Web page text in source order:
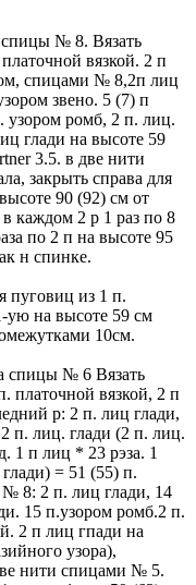
спицы № 8. Вязать
вязкой. 2 п
спицами № 8,2п лиц
звено. 5 (7) п
узором ромб, 2 п. лиц.
глади на высоте 59
3.5. в две нити
закрыть справа для
90 (92) см от
каждом 2 р 1 раз по 8
по 2 п на высоте 95
н спинке.
пуговиц из 1 п.
ую на высоте 59 см
10см.
спицы № 6 Вязать
платочной вязкой, 2 п
р: 2 п. лиц глади,
п. лиц. глади (2 п. лиц.
1 п лиц * 23 рэза. 1
= 51 (55) п.
8: 2 п. лиц глади, 14
15 п.узором ромб.2 п.
2 п лиц гпади на
узора),
нити спицами № 5.